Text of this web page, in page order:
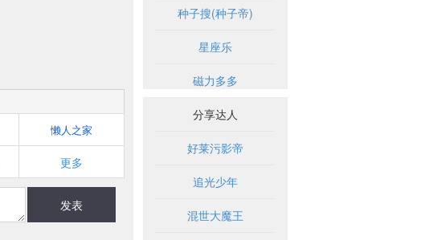
懒人之家
更多
发表
种子搜(种子帝)
星座乐
磁力多多
分享达人
好莱污影帝
追光少年
混世大魔王